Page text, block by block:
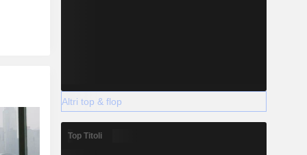
Altri top & flop
Top Titoli